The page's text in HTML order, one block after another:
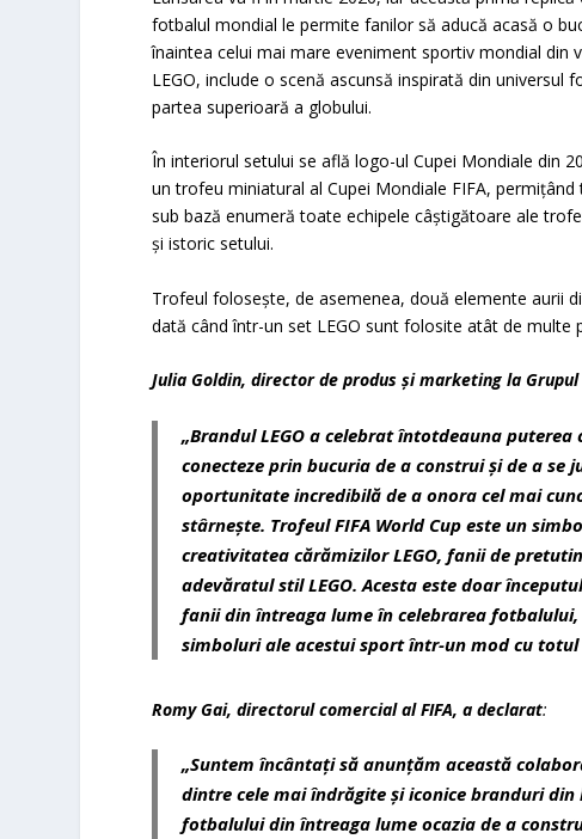
fotbalul mondial le permite fanilor să aducă acasă o
înaintea celui mai mare eveniment sportiv mondial din
LEGO, include o scenă ascunsă inspirată din
partea superioară a globului.
În interiorul setului se află logo-ul Cupei Mondiale din
un trofeu miniatural al Cupei Mondiale FIFA,
sub bază enumeră toate echipele câștigătoare ale
și istoric setului.
Trofeul folosește, de asemenea, două elemente aurii
dată când într-un set LEGO sunt folosite atât de multe
Julia Goldin, director de produs și marketing la Grupul
„Brandul LEGO a celebrat întotdeauna
conecteze prin bucuria de a construi și de a se
oportunitate incredibilă de a onora cel mai
stârnește. Trofeul FIFA World Cup este un
creativitatea cărămizilor LEGO, fanii de
adevăratul stil LEGO. Acesta este doar
fanii din întreaga lume în celebrarea
simboluri ale acestui sport într-un mod cu totul
Romy Gai, directorul comercial al FIFA, a declarat:
„Suntem încântați să anunțăm această
dintre cele mai îndrăgite și iconice branduri
fotbalului din întreaga lume ocazia de a